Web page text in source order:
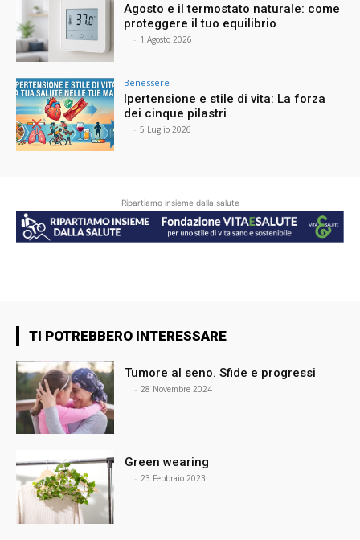
Agosto e il termostato naturale: come
proteggere il tuo equilibrio
- 1 Agosto 2026
Benessere
Ipertensione e stile di vita: La forza
dei cinque pilastri
- 5 Luglio 2026
Ripartiamo insieme dalla salute
TI POTREBBERO INTERESSARE
Tumore al seno. Sfide e progressi
- 28 Novembre 2024
Green wearing
- 23 Febbraio 2023